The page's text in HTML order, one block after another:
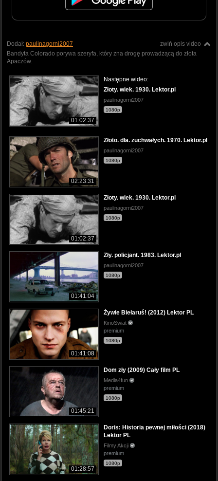
zwiń opis video
Dodał: paulinagorni2007
Bandyta Colorado porywa szeryfa, który zna drogę prowadzącą do złota
Apaczów.
01:02:37
Następne wideo:
Złoty. wiek. 1930. Lektor.pl
paulinagorni2007
1080p
02:23:31
Złoto. dla. zuchwałych. 1970. Lektor.pl
paulinagorni2007
1080p
01:02:37
Złoty. wiek. 1930. Lektor.pl
paulinagorni2007
1080p
01:41:04
Zły. policjant. 1983. Lektor.pl
paulinagorni2007
1080p
01:41:08
Żywie Biełaruś! (2012) Lektor PL
KinoSwiat
premium
1080p
01:45:21
Dom zły (2009) Cały film PL
Media4fun
premium
1080p
01:28:57
Doris: Historia pewnej miłości (2018)
Lektor PL
Filmy Akcji
premium
1080p